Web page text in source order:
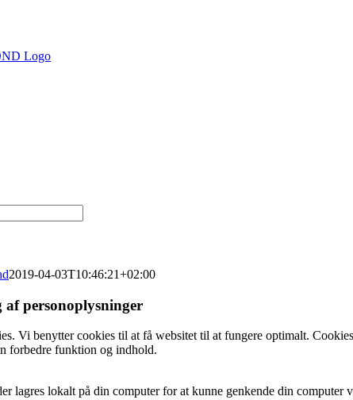
2019-04-03T10:46:21+02:00
af personoplysninger
Vi benytter cookies til at få websitet til at fungere optimalt.
forbedre funktion og indhold.
lagres lokalt på din computer for at kunne genkende din